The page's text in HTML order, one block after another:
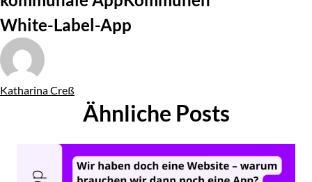
White-Label-App
Von
Katharina Creß
Ähnliche Posts